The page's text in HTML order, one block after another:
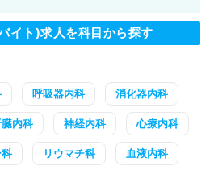
イト)求人を科目から探す
呼吸器内科 消化器内科
内科 神経内科 心療内科
リウマチ科 血液内科